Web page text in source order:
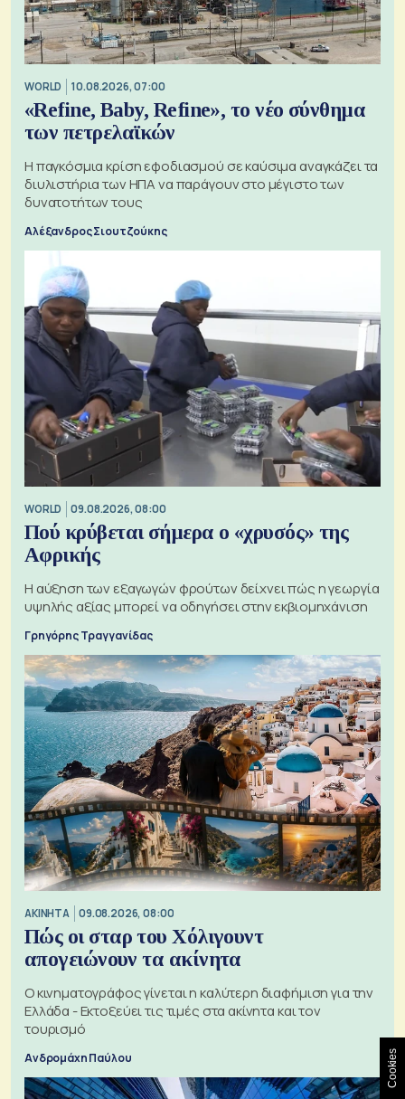
WORLD 10.08.2026, 07:00
«Refine, Baby, Refine», το νέο σύνθημα
των πετρελαϊκών
Η παγκόσμια κρίση εφοδιασμού σε καύσιμα αναγκάζει τα
διυλιστήρια των ΗΠΑ να παράγουν στο μέγιστο των
δυνατοτήτων τους
Αλέξανδρος Σιουτζούκης
WORLD 09.08.2026, 08:00
Πού κρύβεται σήμερα ο «χρυσός» της
Αφρικής
Η αύξηση των εξαγωγών φρούτων δείχνει πώς η γεωργία
υψηλής αξίας μπορεί να οδηγήσει στην εκβιομηχάνιση
Γρηγόρης Τραγγανίδας
ΑΚΙΝΗΤΑ 09.08.2026, 08:00
Πώς οι σταρ του Χόλιγουντ
απογειώνουν τα ακίνητα
Ο κινηματογράφος γίνεται η καλύτερη διαφήμιση για την
Ελλάδα - Εκτοξεύει τις τιμές στα ακίνητα και τον
τουρισμό
Ανδρομάχη Παύλου Cookies